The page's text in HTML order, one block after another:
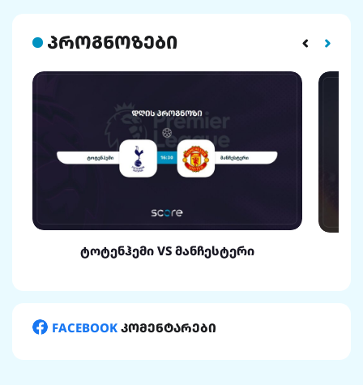
პროგნოზები
ტოტენჰემი VS მანჩესტერი
FACEBOOK კომენტარები